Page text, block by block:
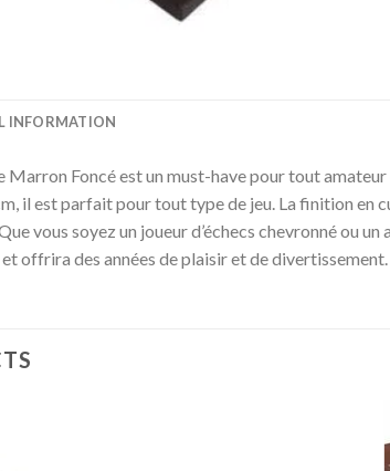
INFORMATION
Marron Foncé est un must-have pour tout
il est parfait pour tout type de jeu. La finition
vous soyez un joueur d’échecs chevronné ou
offrira des années de plaisir et de